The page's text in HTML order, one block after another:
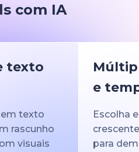
com IA
texto
em texto
rascunho
visuais
e
Escolha
para